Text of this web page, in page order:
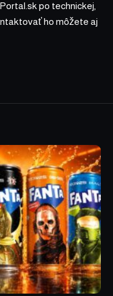
po technickej,
ho môžete aj